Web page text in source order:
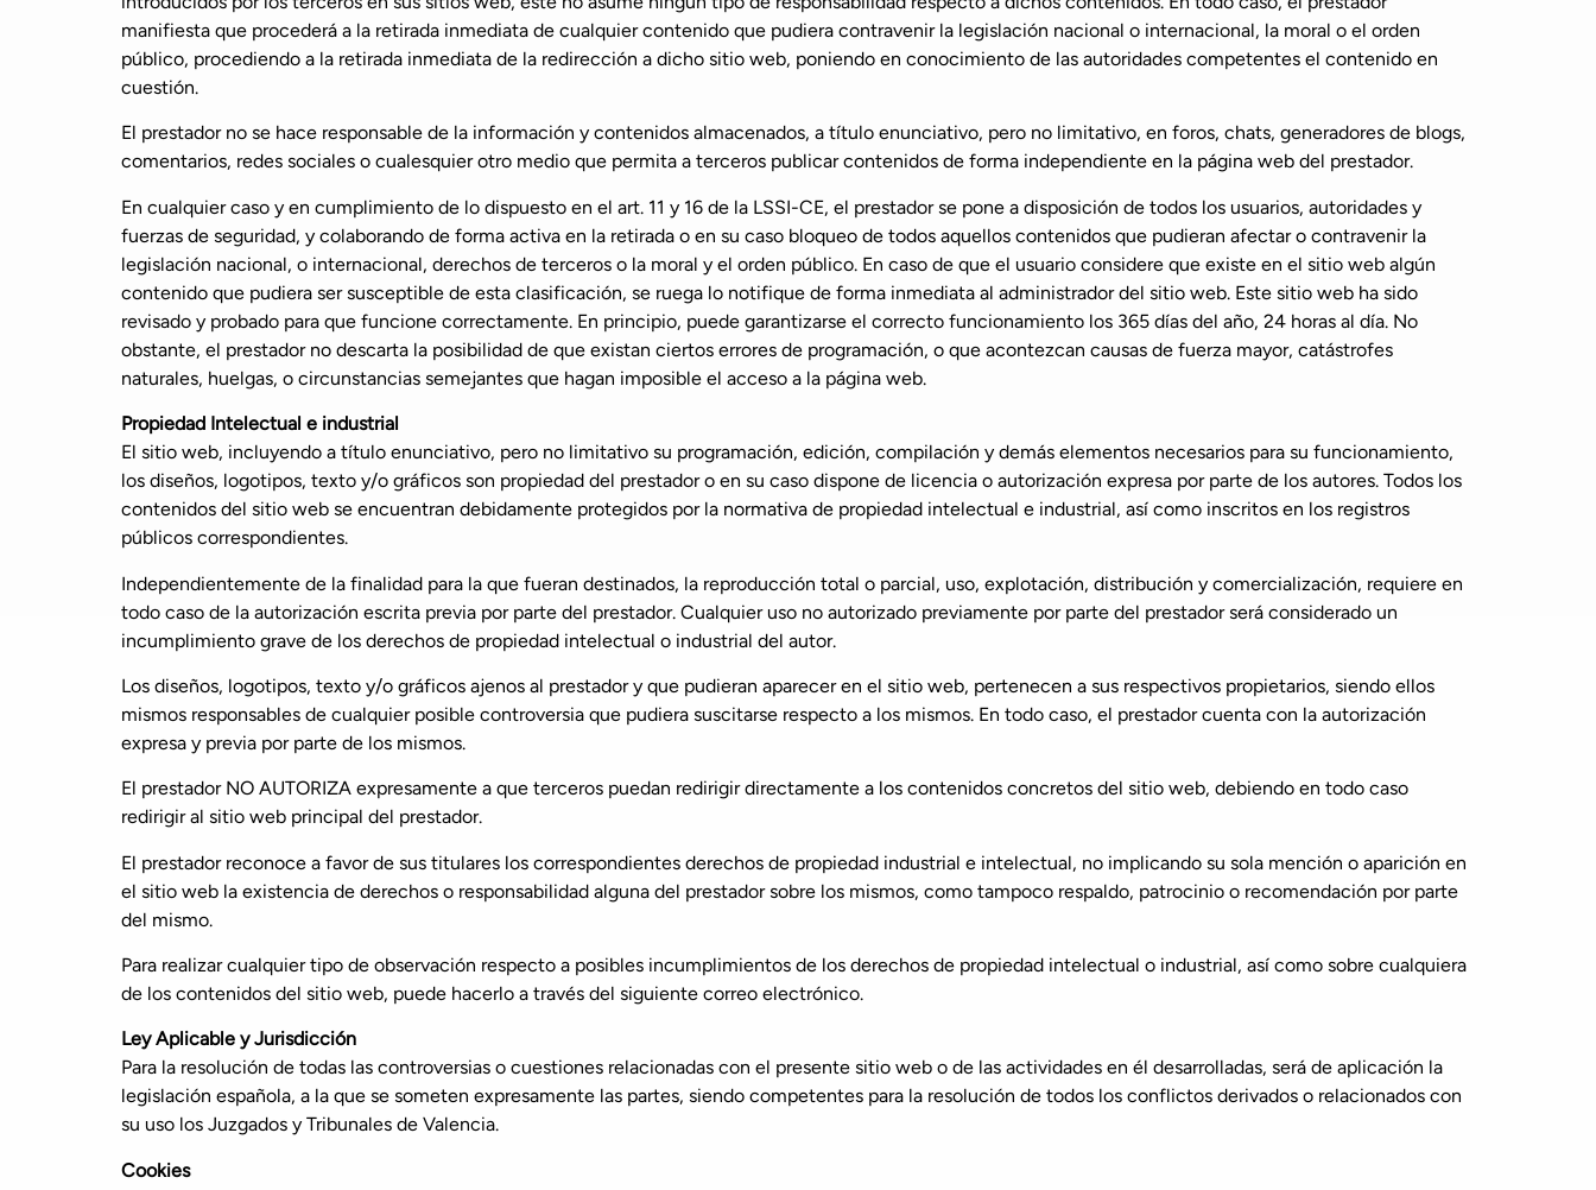
manifiesta que procederá a la retirada inmediata de cualquier contenido que pudiera contravenir la legislación nacional o internacional, la moral o el orden
público, procediendo a la retirada inmediata de la redirección a dicho sitio web, poniendo en conocimiento de las autoridades competentes el contenido en
cuestión.
El prestador no se hace responsable de la información y contenidos almacenados, a título enunciativo, pero no limitativo, en foros, chats, generadores de blogs,
comentarios, redes sociales o cualesquier otro medio que permita a terceros publicar contenidos de forma independiente en la página web del prestador.
En cualquier caso y en cumplimiento de lo dispuesto en el art. 11 y 16 de la LSSI-CE, el prestador se pone a disposición de todos los usuarios, autoridades y
fuerzas de seguridad, y colaborando de forma activa en la retirada o en su caso bloqueo de todos aquellos contenidos que pudieran afectar o contravenir la
legislación nacional, o internacional, derechos de terceros o la moral y el orden público. En caso de que el usuario considere que existe en el sitio web algún
contenido que pudiera ser susceptible de esta clasificación, se ruega lo notifique de forma inmediata al administrador del sitio web. Este sitio web ha sido
revisado y probado para que funcione correctamente. En principio, puede garantizarse el correcto funcionamiento los 365 días del año, 24 horas al día. No
obstante, el prestador no descarta la posibilidad de que existan ciertos errores de programación, o que acontezcan causas de fuerza mayor, catástrofes
naturales, huelgas, o circunstancias semejantes que hagan imposible el acceso a la página web.
Propiedad Intelectual e industrial
El sitio web, incluyendo a título enunciativo, pero no limitativo su programación, edición, compilación y demás elementos necesarios para su funcionamiento,
los diseños, logotipos, texto y/o gráficos son propiedad del prestador o en su caso dispone de licencia o autorización expresa por parte de los autores. Todos los
contenidos del sitio web se encuentran debidamente protegidos por la normativa de propiedad intelectual e industrial, así como inscritos en los registros
públicos correspondientes.
Independientemente de la finalidad para la que fueran destinados, la reproducción total o parcial, uso, explotación, distribución y comercialización, requiere en
todo caso de la autorización escrita previa por parte del prestador. Cualquier uso no autorizado previamente por parte del prestador será considerado un
incumplimiento grave de los derechos de propiedad intelectual o industrial del autor.
Los diseños, logotipos, texto y/o gráficos ajenos al prestador y que pudieran aparecer en el sitio web, pertenecen a sus respectivos propietarios, siendo ellos
mismos responsables de cualquier posible controversia que pudiera suscitarse respecto a los mismos. En todo caso, el prestador cuenta con la autorización
expresa y previa por parte de los mismos.
El prestador NO AUTORIZA expresamente a que terceros puedan redirigir directamente a los contenidos concretos del sitio web, debiendo en todo caso
redirigir al sitio web principal del prestador.
El prestador reconoce a favor de sus titulares los correspondientes derechos de propiedad industrial e intelectual, no implicando su sola mención o aparición en
el sitio web la existencia de derechos o responsabilidad alguna del prestador sobre los mismos, como tampoco respaldo, patrocinio o recomendación por parte
del mismo.
Para realizar cualquier tipo de observación respecto a posibles incumplimientos de los derechos de propiedad intelectual o industrial, así como sobre cualquiera
de los contenidos del sitio web, puede hacerlo a través del siguiente correo electrónico.
Ley Aplicable y Jurisdicción
Para la resolución de todas las controversias o cuestiones relacionadas con el presente sitio web o de las actividades en él desarrolladas, será de aplicación la
legislación española, a la que se someten expresamente las partes, siendo competentes para la resolución de todos los conflictos derivados o relacionados con
su uso los Juzgados y Tribunales de Valencia.
Cookies